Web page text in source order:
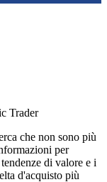
Trader
che non sono più
per
di valore e i
d'acquisto più